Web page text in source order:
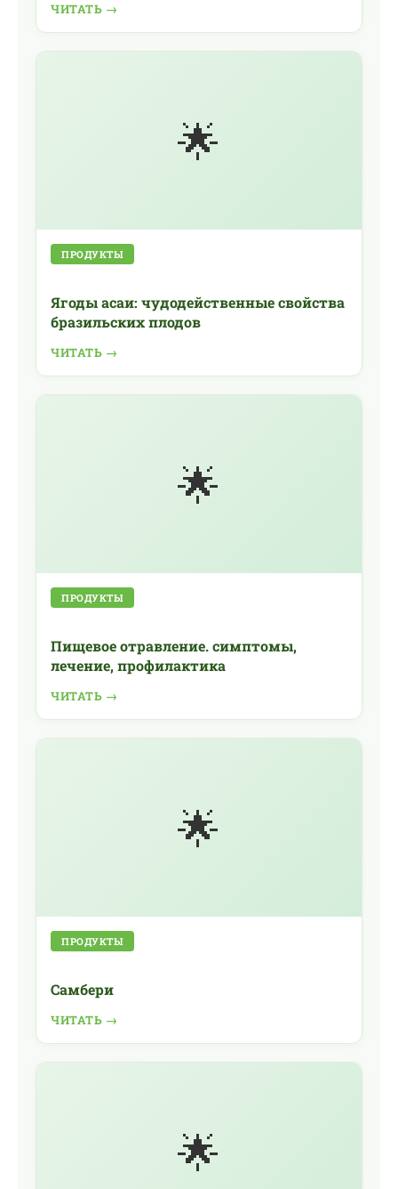
ЧИТАТЬ →
🌟
ПРОДУКТЫ
Ягоды асаи: чудодейственные свойства
бразильских плодов
ЧИТАТЬ →
🌟
ПРОДУКТЫ
Пищевое отравление. симптомы,
лечение, профилактика
ЧИТАТЬ →
🌟
ПРОДУКТЫ
Самбери
ЧИТАТЬ →
🌟